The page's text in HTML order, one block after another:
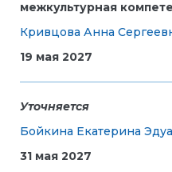
межкультурная
Кривцова Анна
19 мая 2027
Уточняется
Бойкина Екатерина
31 мая 2027